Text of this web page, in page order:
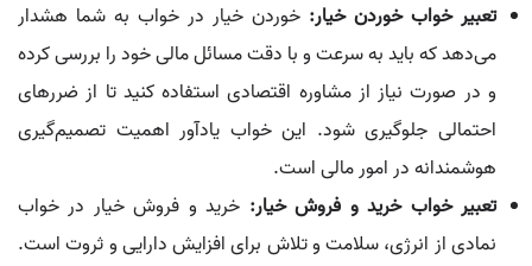
تعبیر خواب خوردن خيار: خوردن خیار در خواب به شما هشدار
می‌دهد که باید به سرعت و با دقت مسائل مالی خود را بررسی کرده
و در صورت نیاز از مشاوره اقتصادی استفاده کنید تا از ضررهای
احتمالی جلوگیری شود. این خواب یادآور اهمیت تصمیم‌گیری
هوشمندانه در امور مالی است.
تعبیر خواب خرید و فروش خیار: خرید و فروش خیار در خواب
نمادی از انرژی، سلامت و تلاش برای افزایش دارایی و ثروت است.